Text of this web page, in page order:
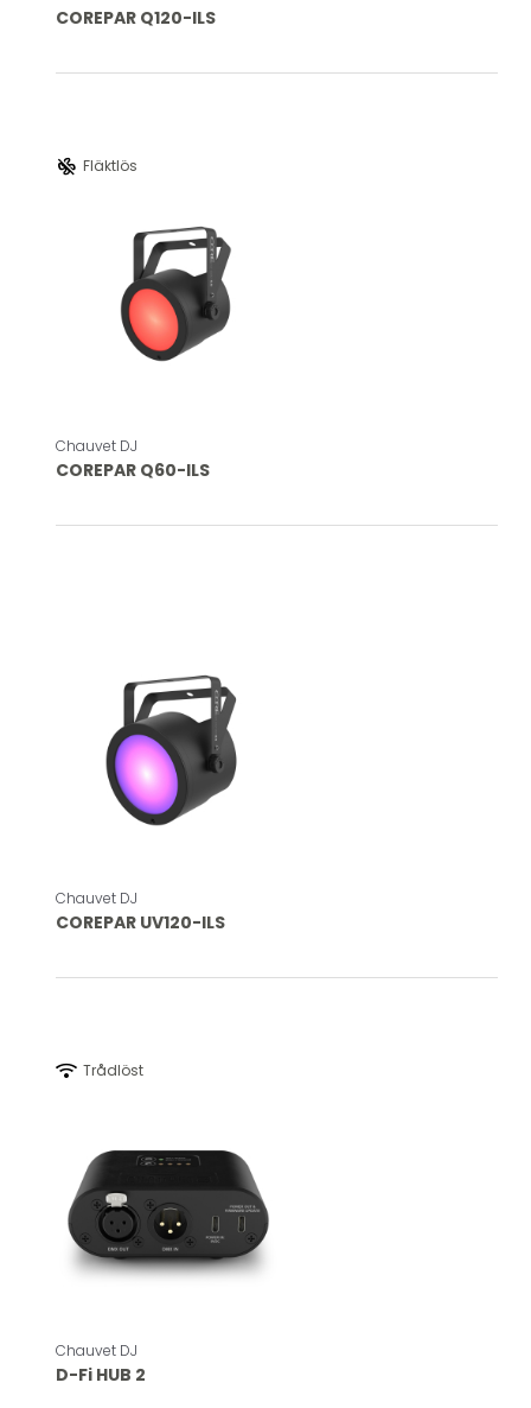
COREPAR Q120-ILS
mode_fan_off Fläktlös
Chauvet DJ
COREPAR Q60-ILS
Chauvet DJ
COREPAR UV120-ILS
wifi Trådlöst
Chauvet DJ
D-Fi HUB 2